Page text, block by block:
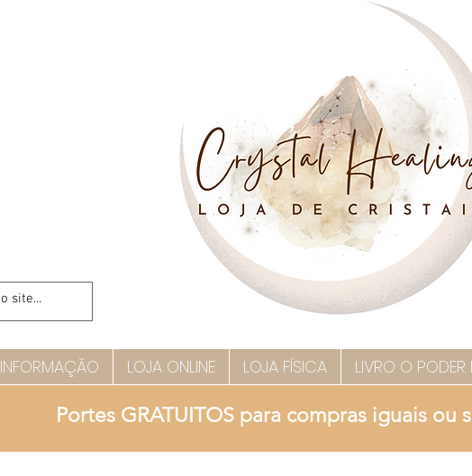
INFORMAÇÃO LOJA ONLINE LOJA FÍSICA LIVRO O
Portes GRATUITOS para compras iguais ou